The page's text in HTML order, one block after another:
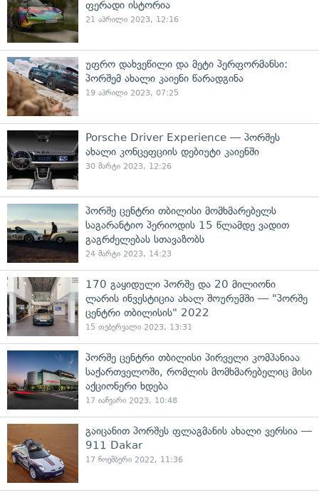
ფერადი ისტორია
21 აპრილი 2023, 12:16
უფრო დახვეწილი და მეტი პერფორმანსი:
პორშემ ახალი კაიენი წარადგინა
19 აპრილი 2023, 07:25
Porsche Driver Experience — პორშეს
ახალი კონცეფციის დებიუტი კაიენში
30 მარტი 2023, 12:26
პორშე ცენტრი თბილისი მომხმარებელს
საგარანტიო პერიოდის 15 წლამდე ვადით
გაგრძელებას სთავაზობს
24 მარტი 2023, 14:23
170 გაყიდული პორშე და 20 მილიონი
ლარის ინვესტიცია ახალ შოურუმში — "პორშე
ცენტრი თბილისის" 2022
15 თებერვალი 2023, 13:31
პორშე ცენტრი თბილისი პირველი კომპანიაა
საქართველოში, რომლის მომხმარებელიც მისი
აქციონერი ხდება
17 იანვარი 2023, 10:48
გაიცანით პორშეს ფლაგმანის ახალი ვერსია —
911 Dakar
17 ნოემბერი 2022, 11:36